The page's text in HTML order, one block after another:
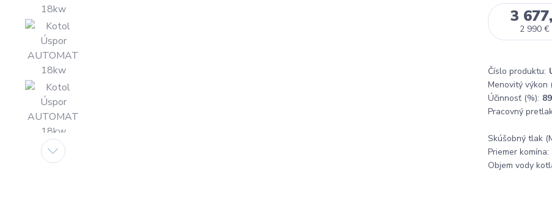
3
2 990 €
Číslo produktu:
Menovitý výkon
Účinnosť (%):
Pracovný
Skúšobný tlak
Priemer komína:
Objem vody